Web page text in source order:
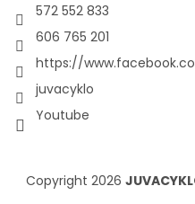
572 552 833
606 765 201
https://
juvacyklo
Youtube
Copyright 2026